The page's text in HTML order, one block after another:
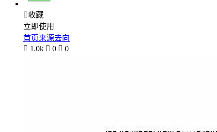
收藏
立即使用
首页来源去向
 1.0k  0  0